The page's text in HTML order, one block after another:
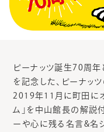
ピーナッツ誕生70周年
を記念した、ピーナッ
2019年11月に町田に
ム」を中山館長の解説
ーや心に残る名言&名